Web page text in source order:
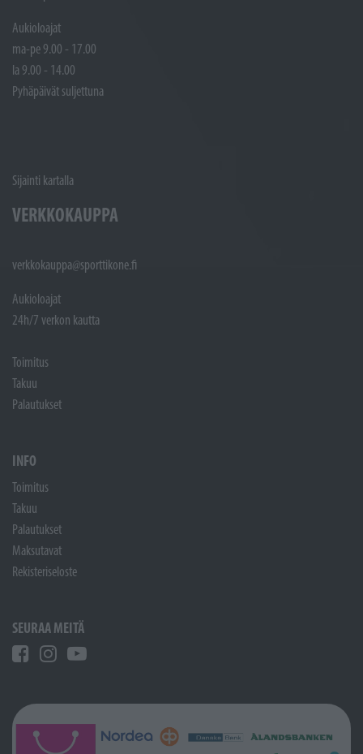
Aukioloajat
ma-pe 9.00 - 17.00
la 9.00 - 14.00
Pyhäpäivät suljettuna
Sijainti kartalla
VERKKOKAUPPA
verkkokauppa@sporttikone.fi
Aukioloajat
24h/7 verkon kautta
Toimitus
Takuu
Palautukset
INFO
Toimitus
Takuu
Palautukset
Maksutavat
Rekisteriseloste
SEURAA MEITÄ